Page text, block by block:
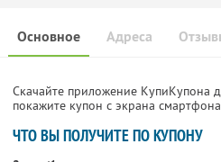
Основное Адреса
Скачайте приложение КупиКупона
покажите купон с экрана
ЧТО ВЫ ПОЛУЧИТЕ ПО КУПОНУ